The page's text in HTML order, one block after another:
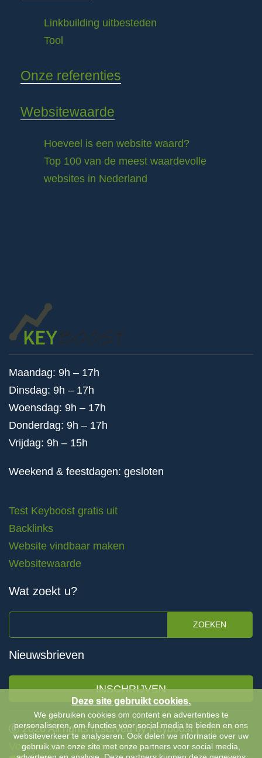
Linkbuilding uitbesteden
Tool
Onze referenties
Websitewaarde
Hoeveel is een website waard?
Top 100 van de meest waardevolle
websites in Nederland
Maandag: 9h – 17h
Dinsdag: 9h – 17h
Woensdag: 9h – 17h
Donderdag: 9h – 17h
Vrijdag: 9h – 15h
Weekend & feestdagen: gesloten
Test Keyboost gratis uit
Backlinks
Website vindbaar maken
Websitewaarde
Wat zoekt u?
ZOEKEN
Nieuwsbrieven
INSCHRIJVEN
Ⓒ 2026 All rights reserved by Keyboost |Algemene
Voorwaarden-Privacybeleid
Deze site gebruikt cookies.
We gebruiken cookies om content en advertenties te
personaliseren, om functies voor social media te bieden en ons
websiteverkeer te analyseren. Ook delen we informatie over uw
gebruik van onze site met onze partners voor social media,